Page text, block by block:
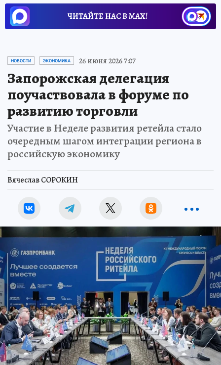
ЧИТАЙТЕ НАС В МАХ!
НОВОСТИ ЭКОНОМИКА 26 июня 2026 7:07
Запорожская делегация
поучаствовала в форуме по
развитию торговли
Участие в Неделе развития ретейла стало
очередным шагом интеграции региона в
российскую экономику
Вячеслав СОРОКИН